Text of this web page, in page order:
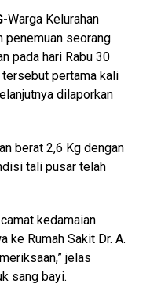
Warga Kelurahan
penemuan seorang
pada hari Rabu 30
pertama kali
dilaporkan
berat 2,6 Kg dengan
tali pusar telah
kedamaian.
ke Rumah Sakit Dr. A.
jelas
sang bayi.